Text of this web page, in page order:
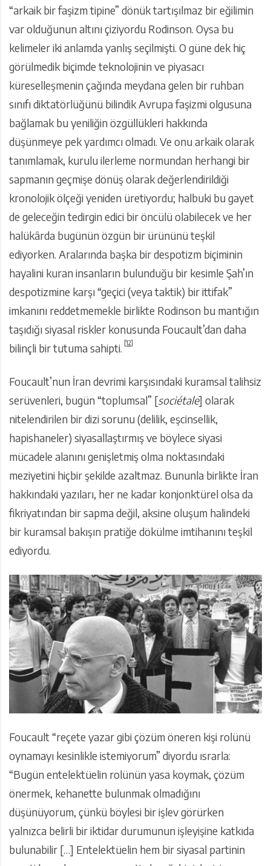
“arkaik bir faşizm tipine” dönük tartışılmaz bir eğilimin
var olduğunun altını çiziyordu Rodinson. Oysa bu
kelimeler iki anlamda yanlış seçilmişti. O güne dek hiç
görülmedik biçimde teknolojinin ve piyasacı
küreselleşmenin çağında meydana gelen bir ruhban
sınıfı diktatörlüğünü bilindik Avrupa faşizmi olgusuna
bağlamak bu yeniliğin özgüllükleri hakkında
düşünmeye pek yardımcı olmadı. Ve onu arkaik olarak
tanımlamak, kurulu ilerleme normundan herhangi bir
sapmanın geçmişe dönüş olarak değerlendirildiği
kronolojik ölçeği yeniden üretiyordu; halbuki bu gayet
de geleceğin tedirgin edici bir öncülü olabilecek ve her
halükârda bugünün özgün bir ürününü teşkil
ediyorken. Aralarında başka bir despotizm biçiminin
hayalini kuran insanların bulunduğu bir kesimle Şah’ın
despotizmine karşı “geçici (veya taktik) bir ittifak”
imkanını reddetmemekle birlikte Rodinson bu mantığın
taşıdığı siyasal riskler konusunda Foucault’dan daha
bilinçli bir tutuma sahipti. [12]
Foucault’nun İran devrimi karşısındaki kuramsal talihsiz
serüvenleri, bugün “toplumsal” [sociétale] olarak
nitelendirilen bir dizi sorunu (delilik, eşcinsellik,
hapishaneler) siyasallaştırmış ve böylece siyasi
mücadele alanını genişletmiş olma noktasındaki
meziyetini hiçbir şekilde azaltmaz. Bununla birlikte İran
hakkındaki yazıları, her ne kadar konjonktürel olsa da
fikriyatından bir sapma değil, aksine oluşum halindeki
bir kuramsal bakışın pratiğe dökülme imtihanını teşkil
ediyordu.
Foucault “reçete yazar gibi çözüm öneren kişi rolünü
oynamayı kesinlikle istemiyorum” diyordu ısrarla:
“Bugün entelektüelin rolünün yasa koymak, çözüm
önermek, kehanette bulunmak olmadığını
düşünüyorum, çünkü böylesi bir işlev görürken
yalnızca belirli bir iktidar durumunun işleyişine katkıda
bulunabilir […] Entelektüelin hem bir siyasal partinin